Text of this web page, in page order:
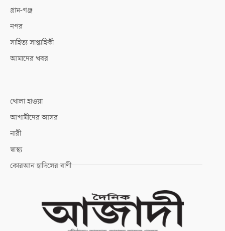
গ্রাম-গঞ্জ
নগর
সাহিত্য সাপ্তাহিকী
আমাদের খবর
খোলা হাওয়া
আগামীদের আসর
নারী
স্বাস্থ্য
কোরআন হাদিসের বাণী